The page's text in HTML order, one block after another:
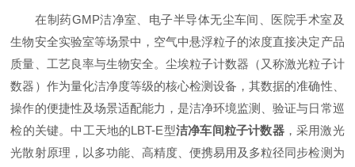
在制药GMP洁净室、电子半导体无尘车间、医院手术室及
生物安全实验室等场景中，空气中悬浮粒子的浓度直接决定产品
质量、工艺良率与生物安全。尘埃粒子计数器（又称激光粒子计
数器）作为量化洁净度等级的核心检测设备，其数据的准确性、
操作的便捷性及场景适配能力，是洁净环境监测、验证与日常巡
检的关键。中工天地的LBT-E型洁净车间粒子计数器，采用激光
光散射原理，以多功能、高精度、便携易用及多粒径同步检测为